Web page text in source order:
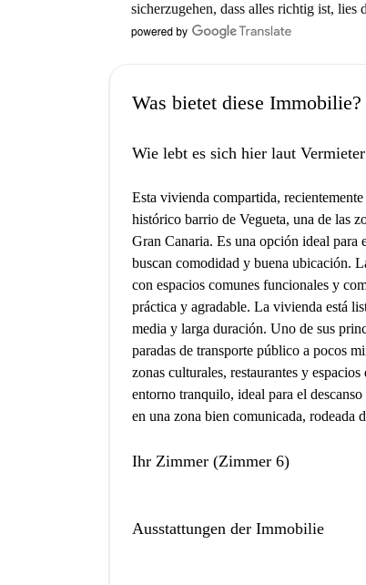
sicherzugehen, dass alles richtig ist, lies
Was bietet diese Immobilie?
Wie lebt es sich hier laut Vermieter
Esta vivienda compartida,
histórico barrio de Vegueta, una de las
Gran Canaria. Es una opción ideal para
buscan comodidad y buena ubicación.
con espacios comunes funcionales y
práctica y agradable. La vivienda está
media y larga duración. Uno de sus
paradas de transporte público a pocos
zonas culturales, restaurantes y
entorno tranquilo, ideal para el
en una zona bien comunicada, rodeada
Ihr Zimmer (Zimmer 6)
Ausstattungen der Immobilie